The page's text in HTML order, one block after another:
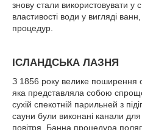
знову стали використовувати у
властивості води у вигляді
процедур.
ІСЛАНДСЬКА ЛАЗНЯ
З 1856 року велике поширення
яка представляла собою
сухій спекотній парильней з
сауни були виконані канали
повітря. Банна процедура